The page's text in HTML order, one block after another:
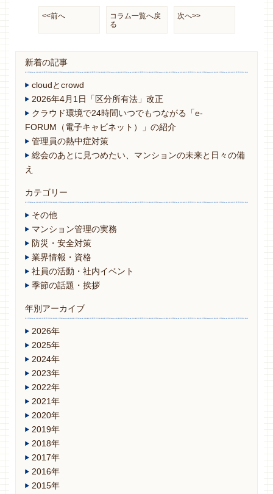
<<前へ
コラム一覧へ戻
る
次へ>>
新着の記事
cloudとcrowd
2026年4月1日「区分所有法」改正
クラウド環境で24時間いつでもつながる「e-
FORUM（電子キャビネット）」の紹介
管理員の熱中症対策
総会のあとに見つめたい、マンションの未来と日々の備
え
カテゴリー
その他
マンション管理の実務
防災・安全対策
業界情報・資格
社員の活動・社内イベント
季節の話題・挨拶
年別アーカイブ
2026年
2025年
2024年
2023年
2022年
2021年
2020年
2019年
2018年
2017年
2016年
2015年